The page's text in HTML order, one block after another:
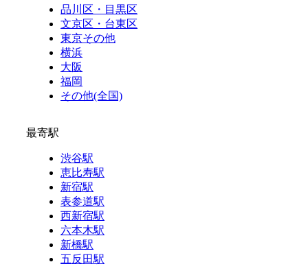
品川区・目黒区
文京区・台東区
東京その他
横浜
大阪
福岡
その他(全国)
最寄駅
渋谷駅
恵比寿駅
新宿駅
表参道駅
西新宿駅
六本木駅
新橋駅
五反田駅